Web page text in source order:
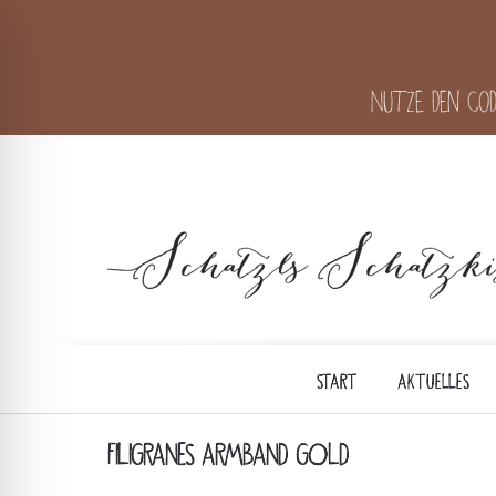
Nutze den
START AKTUELLES
FILIGRANES ARMBAND GOLD